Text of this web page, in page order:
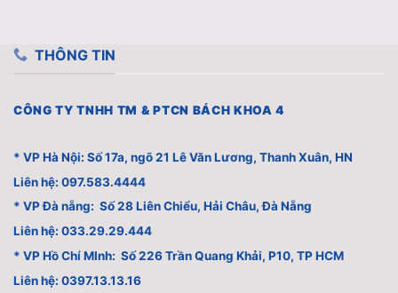
THÔNG TIN
CÔNG TY TNHH TM & PTCN BÁCH KHOA 4
* VP Hà Nội: Số 17a, ngõ 21 Lê Văn Lương, Thanh Xuân, HN
Liên hệ: 097.583.4444
* VP Đà nẵng: Số 28 Liên Chiểu, Hải Châu, Đà Nẵng
Liên hệ: 033.29.29.444
* VP Hồ Chí MInh: Số 226 Trần Quang Khải, P10, TP HCM
Liên hệ: 0397.13.13.16